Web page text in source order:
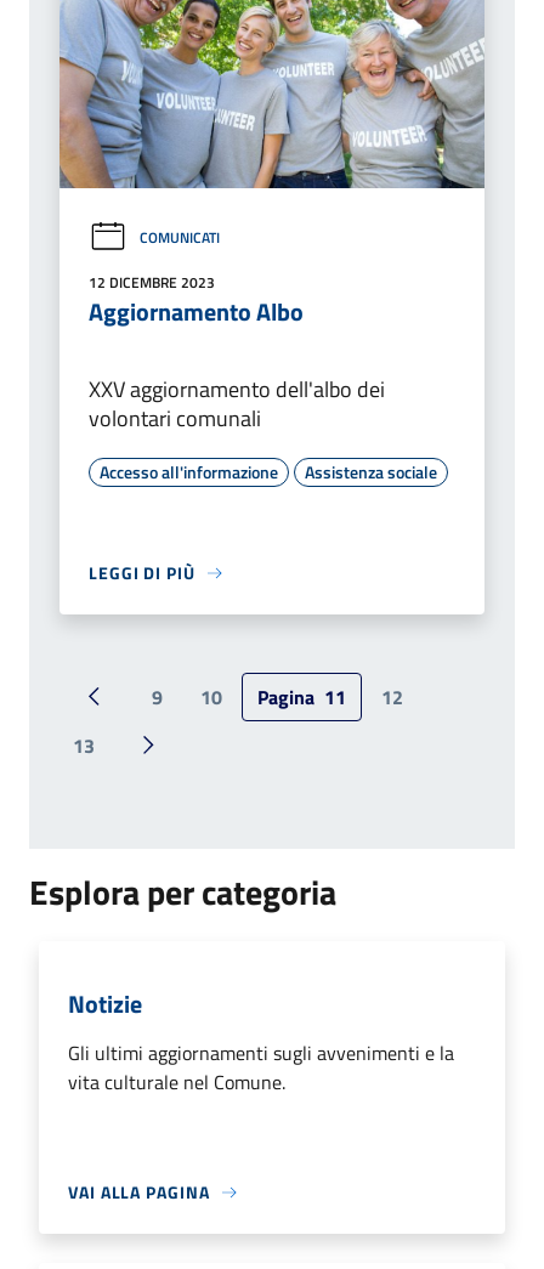
COMUNICATI
12 DICEMBRE 2023
Aggiornamento Albo
XXV aggiornamento dell'albo dei
volontari comunali
Accesso all'informazione Assistenza sociale
LEGGI DI PIÙ
Pagina precedente
9 10 Pagina 11
12
13
Pagina successiva
Esplora per categoria
Notizie
Gli ultimi aggiornamenti sugli avvenimenti e la
vita culturale nel Comune.
VAI ALLA PAGINA